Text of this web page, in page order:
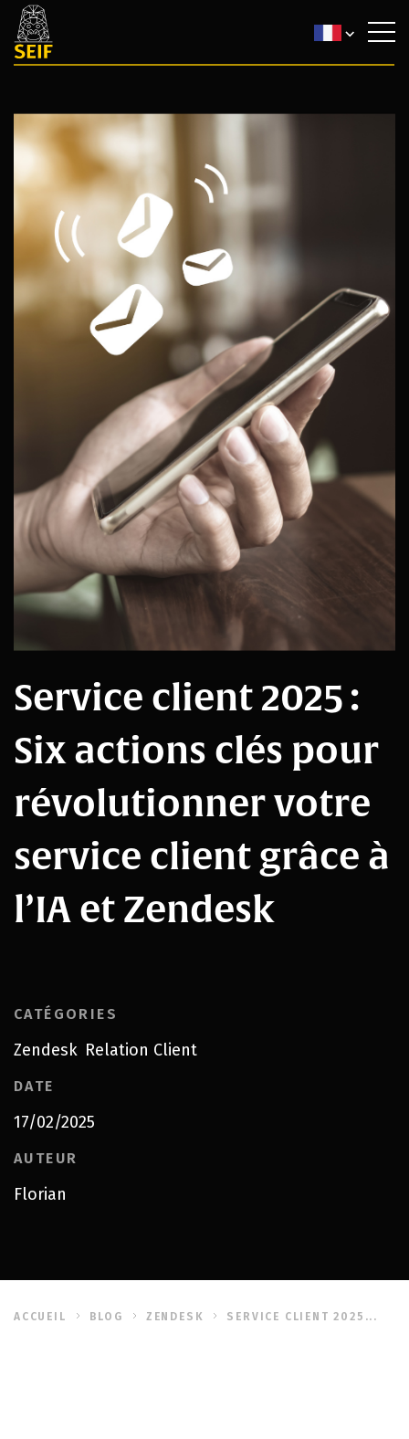
Service client 2025 :
Six actions clés pour
révolutionner votre
service client grâce à
l’IA et Zendesk
CATÉGORIES
Zendesk Relation Client
DATE
17/02/2025
AUTEUR
Florian
ACCUEIL BLOG ZENDESK SERVICE CLIENT 2025...